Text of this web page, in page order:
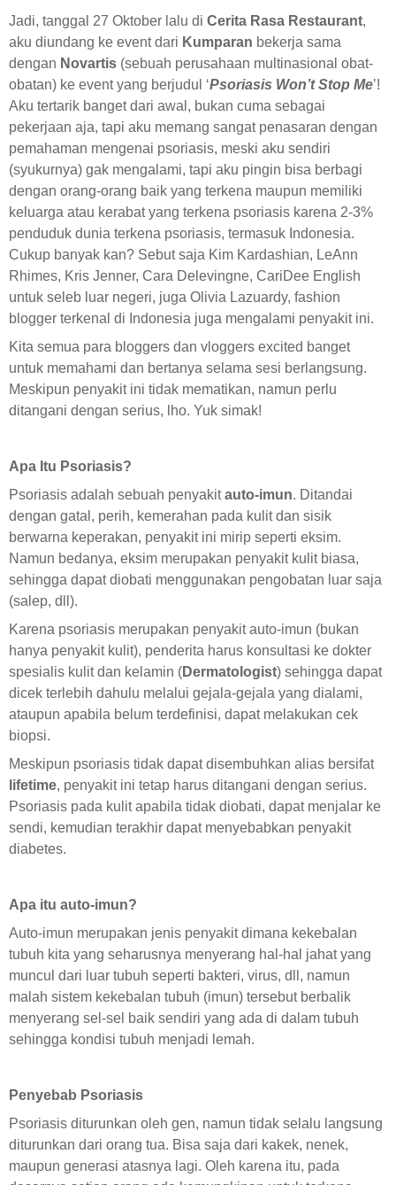
Jadi, tanggal 27 Oktober lalu di Cerita Rasa Restaurant,
aku diundang ke event dari Kumparan bekerja sama
dengan Novartis (sebuah perusahaan multinasional obat-
obatan) ke event yang berjudul ‘Psoriasis Won’t Stop Me’!
Aku tertarik banget dari awal, bukan cuma sebagai
pekerjaan aja, tapi aku memang sangat penasaran dengan
pemahaman mengenai psoriasis, meski aku sendiri
(syukurnya) gak mengalami, tapi aku pingin bisa berbagi
dengan orang-orang baik yang terkena maupun memiliki
keluarga atau kerabat yang terkena psoriasis karena 2-3%
penduduk dunia terkena psoriasis, termasuk Indonesia.
Cukup banyak kan? Sebut saja Kim Kardashian, LeAnn
Rhimes, Kris Jenner, Cara Delevingne, CariDee English
untuk seleb luar negeri, juga Olivia Lazuardy, fashion
blogger terkenal di Indonesia juga mengalami penyakit ini.
Kita semua para bloggers dan vloggers excited banget
untuk memahami dan bertanya selama sesi berlangsung.
Meskipun penyakit ini tidak mematikan, namun perlu
ditangani dengan serius, lho. Yuk simak!
Apa Itu Psoriasis?
Psoriasis adalah sebuah penyakitauto-imun. Ditandai
dengan gatal, perih, kemerahan pada kulit dan sisik
berwarna keperakan, penyakit ini mirip seperti eksim.
Namun bedanya, eksim merupakan penyakit kulit biasa,
sehingga dapat diobati menggunakan pengobatan luar saja
(salep, dll).
Karena psoriasis merupakan penyakit auto-imun (bukan
hanya penyakit kulit), penderita harus konsultasi ke dokter
spesialis kulit dan kelamin (Dermatologist) sehingga dapat
dicek terlebih dahulu melalui gejala-gejala yang dialami,
ataupun apabila belum terdefinisi, dapat melakukan cek
biopsi.
Meskipun psoriasis tidak dapat disembuhkan alias bersifat
lifetime, penyakit ini tetap harus ditangani dengan serius.
Psoriasis pada kulit apabila tidak diobati, dapat menjalar ke
sendi, kemudian terakhir dapat menyebabkan penyakit
diabetes.
Apa itu auto-imun?
Auto-imun merupakan jenis penyakit dimana kekebalan
tubuh kita yang seharusnya menyerang hal-hal jahat yang
muncul dari luar tubuh seperti bakteri, virus, dll, namun
malah sistem kekebalan tubuh (imun) tersebut berbalik
menyerang sel-sel baik sendiri yang ada di dalam tubuh
sehingga kondisi tubuh menjadi lemah.
Penyebab Psoriasis
Psoriasis diturunkan oleh gen, namun tidak selalu langsung
diturunkan dari orang tua. Bisa saja dari kakek, nenek,
maupun generasi atasnya lagi. Oleh karena itu, pada